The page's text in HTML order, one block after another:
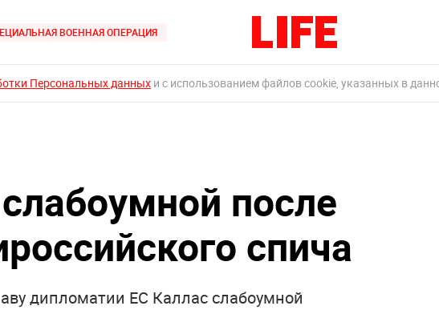
ВОЕННАЯ ОПЕРАЦИЯ
Персональных данных и с использованием файлов cookie, указанных в
после
спича
дипломатии ЕС Каллас слабоумной